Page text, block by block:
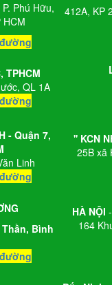
Phú Hữu,
HCM
412A, KP
TPHCM
QL 1A
- Quận 7,
Linh
'' KCN
25B xã
Bình
HÀ NỘI
164